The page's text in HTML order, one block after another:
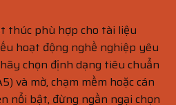
thúc phù hợp cho tài liệu
hoạt động nghề nghiệp yêu
chọn định dạng tiêu chuẩn
và mờ, chạm mềm hoặc cán
nổi bật, đừng ngần ngại chọn